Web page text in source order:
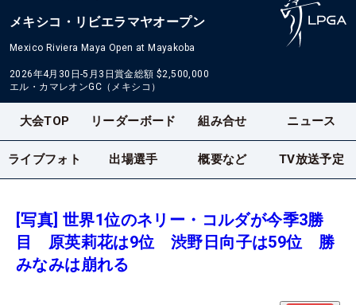
メキシコ・リビエラマヤオープン
Mexico Riviera Maya Open at Mayakoba
2026年4月30日-5月3日賞金総額 $2,500,000
エル・カマレオンGC（メキシコ）
大会TOP リーダーボード 組み合せ ニュース
ライブフォト 出場選手 概要など TV放送予定
[写真] 世界1位のネリー・コルダが今季3勝
目 原英莉花は9位 渋野日向子は59位 勝
みなみは崩れる